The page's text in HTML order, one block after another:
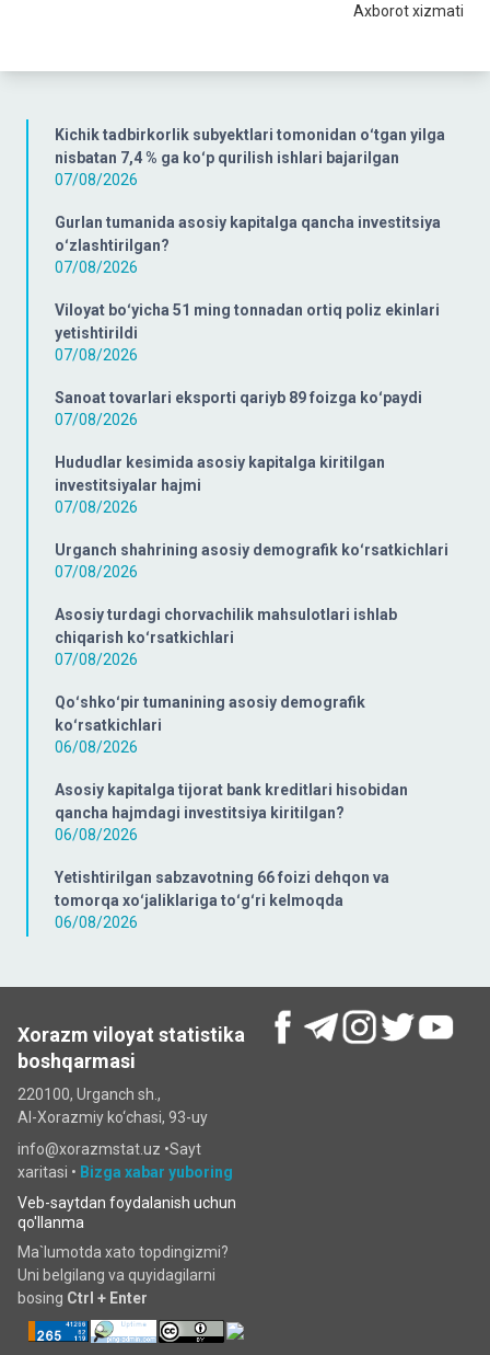
Kichik tadbirkorlik subyektlari tomonidan oʻtgan yilga
nisbatan 7,4 % ga koʻp qurilish ishlari bajarilgan
07/08/2026
Gurlan tumanida asosiy kapitalga qancha investitsiya
oʻzlashtirilgan?
07/08/2026
Viloyat boʻyicha 51 ming tonnadan ortiq poliz ekinlari
yetishtirildi
07/08/2026
Sanoat tovarlari eksporti qariyb 89 foizga koʻpaydi
07/08/2026
Hududlar kesimida asosiy kapitalga kiritilgan
investitsiyalar hajmi
07/08/2026
Urganch shahrining asosiy demografik koʻrsatkichlari
07/08/2026
Asosiy turdagi chorvachilik mahsulotlari ishlab
chiqarish koʻrsatkichlari
07/08/2026
Qoʻshkoʻpir tumanining asosiy demografik
koʻrsatkichlari
06/08/2026
Asosiy kapitalga tijorat bank kreditlari hisobidan
qancha hajmdagi investitsiya kiritilgan?
06/08/2026
Yetishtirilgan sabzavotning 66 foizi dehqon va
tomorqa xoʻjaliklariga toʻgʻri kelmoqda
06/08/2026
Axborot xizmati
Xorazm viloyat statistika
boshqarmasi
220100, Urganch sh.,
Al-Xorazmiy ko‘chаsi, 93-uy
info@xorazmstat.uz •Sayt
xaritasi • Bizga xabar yuboring
Veb-saytdan foydalanish uchun
qo'llanma
Ma`lumotda xato topdingizmi?
Uni belgilang va quyidagilarni
bosing Ctrl + Enter